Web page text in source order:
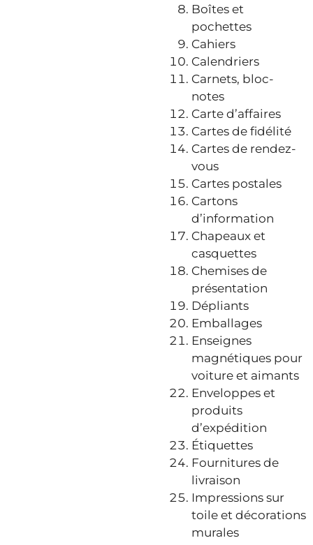
Boîtes et
pochettes
Cahiers
Calendriers
Carnets, bloc-
notes
Carte d’affaires
Cartes de fidélité
Cartes de rendez-
vous
Cartes postales
Cartons
d’information
Chapeaux et
casquettes
Chemises de
présentation
Dépliants
Emballages
Enseignes
magnétiques pour
voiture et aimants
Enveloppes et
produits
d’expédition
Étiquettes
Fournitures de
livraison
Impressions sur
toile et décorations
murales